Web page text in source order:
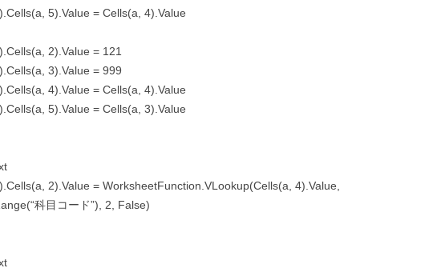
5).Value = Cells(a, 4).Value
2).Value = 121
3).Value = 999
4).Value = Cells(a, 4).Value
5).Value = Cells(a, 3).Value
2).Value = WorksheetFunction.VLookup(Cells(a, 4).Value,
科目コード”), 2, False)